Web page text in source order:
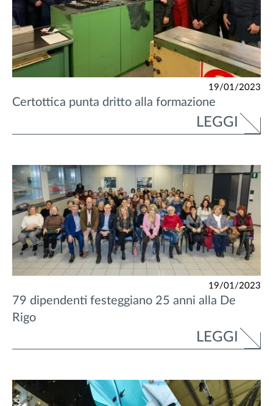
19/01/2023
Certottica punta dritto alla formazione
LEGGI
19/01/2023
79 dipendenti festeggiano 25 anni alla De
Rigo
LEGGI